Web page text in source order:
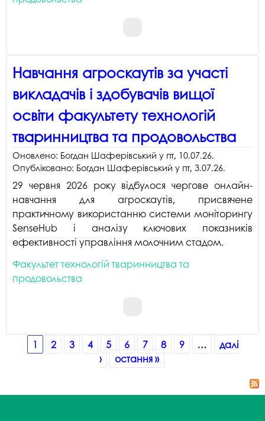
Навчання агроскаутів за участі
викладачів і здобувачів вищої
освіти факультету технологій
тваринництва та продовольства
Оновлено: Богдан Шаферівський у пт, 10.07.26.
Опубліковано: Богдан Шаферівський у пт, 3.07.26.
29 червня 2026 року відбулося чергове онлайн-
навчання для агроскаутів, присвячене
практичному використанню системи моніторингу
SenseHub і аналізу ключових показників
ефективності управління молочним стадом.
Факультет технологій тваринництва та
продовольства
Сторінки
1 2 3 4 5 6 7 8 9 …
далі
›
остання »